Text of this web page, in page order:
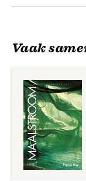
Vaak